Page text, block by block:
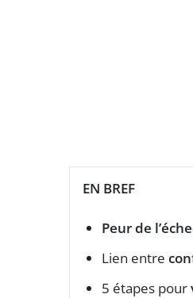
EN BREF
Peur de
Lien entre
5 étapes pour